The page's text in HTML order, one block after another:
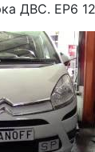
ДВС. EP6